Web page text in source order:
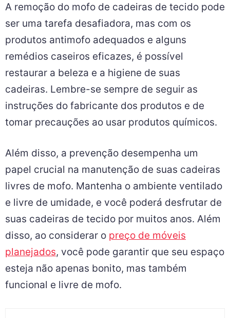
A remoção do mofo de cadeiras de tecido pode
ser uma tarefa desafiadora, mas com os
produtos antimofo adequados e alguns
remédios caseiros eficazes, é possível
restaurar a beleza e a higiene de suas
cadeiras. Lembre-se sempre de seguir as
instruções do fabricante dos produtos e de
tomar precauções ao usar produtos químicos.
Além disso, a prevenção desempenha um
papel crucial na manutenção de suas cadeiras
livres de mofo. Mantenha o ambiente ventilado
e livre de umidade, e você poderá desfrutar de
suas cadeiras de tecido por muitos anos. Além
disso, ao considerar o preço de móveis
planejados, você pode garantir que seu espaço
esteja não apenas bonito, mas também
funcional e livre de mofo.